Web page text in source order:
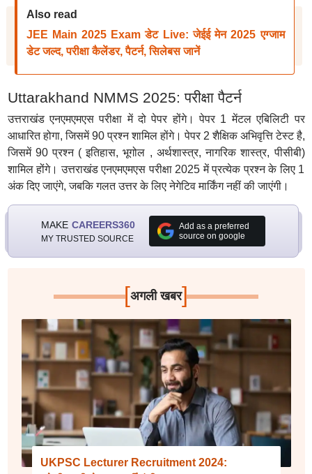
Also read
JEE Main 2025 Exam डेट Live: जेईई मेन 2025 एग्जाम
डेट जल्द, परीक्षा कैलेंडर, पैटर्न, सिलेबस जानें
Uttarakhand NMMS 2025: परीक्षा पैटर्न
उत्तराखंड एनएमएमएस परीक्षा में दो पेपर होंगे। पेपर 1 मेंटल एबिलिटी पर
आधारित होगा, जिसमें 90 प्रश्न शामिल होंगे। पेपर 2 शैक्षिक अभिवृत्ति टेस्ट है,
जिसमें 90 प्रश्न ( इतिहास, भूगोल , अर्थशास्त्र, नागरिक शास्त्र, पीसीबी)
शामिल होंगे। उत्तराखंड एनएमएमएस परीक्षा 2025 में प्रत्येक प्रश्न के लिए 1
अंक दिए जाएंगे, जबकि गलत उत्तर के लिए नेगेटिव मार्किंग नहीं की जाएंगी।
MAKE CAREERS360
MY TRUSTED SOURCE
Add as a preferred
source on google
[अगली खबर]
UKPSC Lecturer Recruitment 2024: